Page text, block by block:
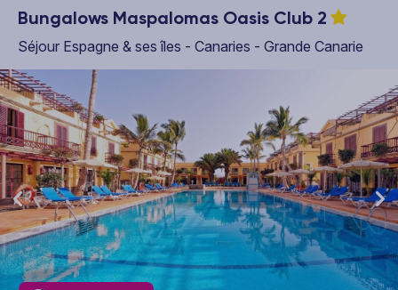
Bungalows Maspalomas Oasis Club 2
Séjour Espagne & ses îles - Canaries - Grande Canarie
This carousel shows one large product image at a time. Use the